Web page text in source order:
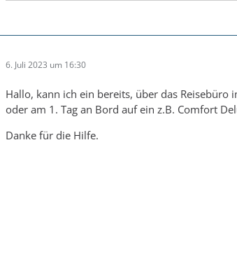
6. Juli 2023 um 16:30
Hallo, kann ich ein bereits, über das Reisebüro
oder am 1. Tag an Bord auf ein z.B. Comfort
Danke für die Hilfe.